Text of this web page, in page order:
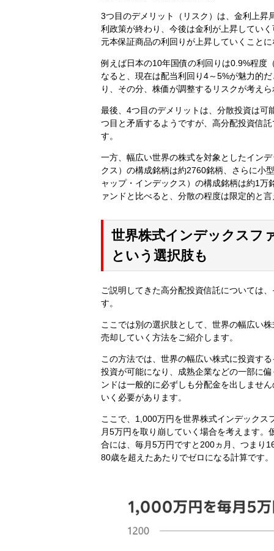
3つ目のデメリット（リスク）は、金利上昇
利政策が終わり、今後は金利が上昇してい
元本保証商品の利回りが上昇していくこと
例えば日本の10年国債の利回りは0.9%程度
なると、現在は配当利回り4～5%が魅力的
り、その分、株価が調整するリスクが考え
最後、4つ目のデメリットは、分散投資は可
つ目と矛盾するようですが、高分配投資信
す。
一方、幅広い世界の株式を対象としたイン
クス）の構成銘柄は約2760銘柄、さらに小
ャップ・インデックス）の構成銘柄は約1
ァンドと比べると、分散の程度は限定的と
世界株式インデックスフ
という選択肢も
ご説明してきた高分配投資信託については
す。
ここでは別の選択肢として、世界の幅広い
売却していく方法をご紹介します。
この方法では、世界の幅広い株式に投資す
投資が可能になり、成熟企業などの一部に
ンドは一般的に必ずしも分配金を出しませ
いく必要があります。
ここで、1,000万円を世界株式インデック
月5万円を取り崩していく場合を考えます
合には、毎月5万円ですと200ヵ月、つまり
80歳を超えたあたりでゼロになる計算です。